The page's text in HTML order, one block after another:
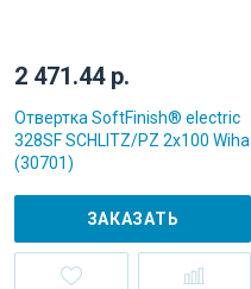
2 471.44 р.
Отвертка SoftFinish® electric
328SF SCHLITZ/PZ 2x100 Wiha
(30701)
ЗАКАЗАТЬ